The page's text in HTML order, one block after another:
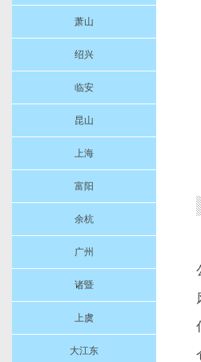
萧山
绍兴
临安
昆山
上海
富阳
余杭
广州
诸暨
上虞
大江东